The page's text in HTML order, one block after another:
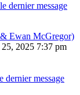
dernier message
Ewan McGregor)
2025 7:37 pm
dernier message